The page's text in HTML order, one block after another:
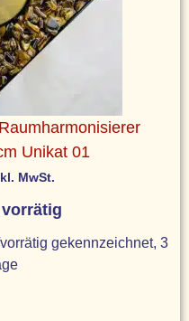
Unikat 01
MwSt.
gekennzeichnet, 3